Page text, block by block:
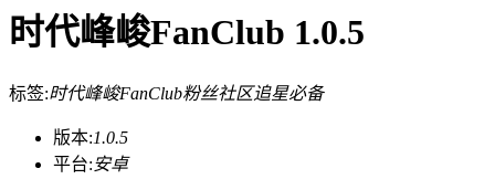
时代峰峻FanClub 1.0.5
标签:时代峰峻FanClub粉丝社区追星必备
版本:1.0.5
平台:安卓